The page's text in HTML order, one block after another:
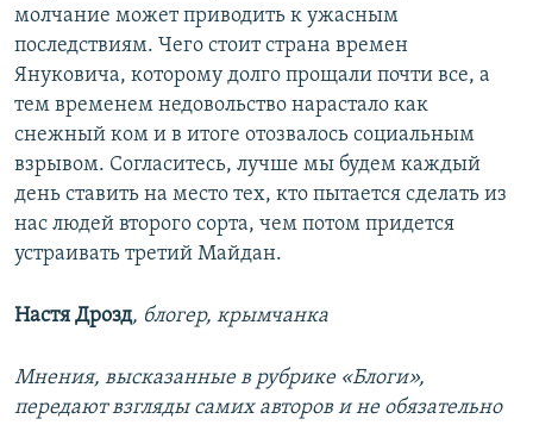
молчание может приводить к ужасным
последствиям. Чего стоит страна времен
Януковича, которому долго прощали почти все, а
тем временем недовольство нарастало как
снежный ком и в итоге отозвалось социальным
взрывом. Согласитесь, лучше мы будем каждый
день ставить на место тех, кто пытается сделать из
нас людей второго сорта, чем потом придется
устраивать третий Майдан.
Настя Дрозд, блогер, крымчанка
Мнения, высказанные в рубрике «Блоги»,
передают взгляды самих авторов и не обязательно